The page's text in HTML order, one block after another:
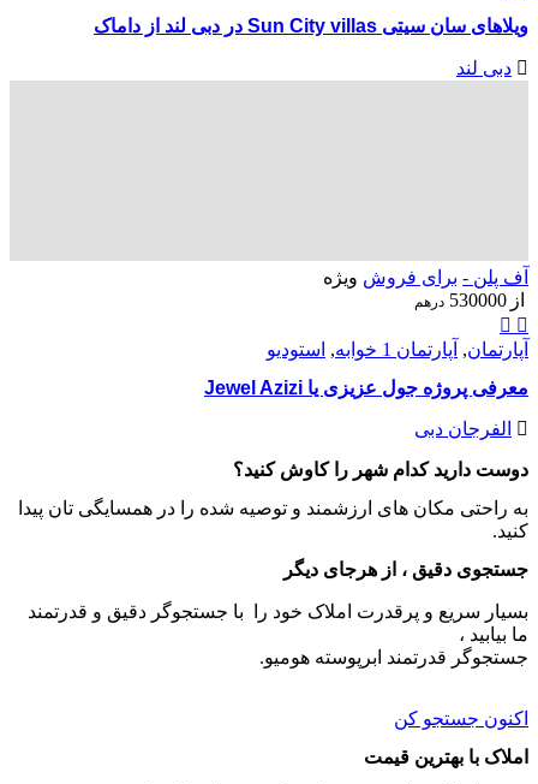
ویلاهای سان سیتی Sun City villas در دبی لند از داماک
دبی لند
آف پلن - برای فروش ویژه
از 530000 درهم
آپارتمان, آپارتمان 1 خوابه , استودیو
معرفی پروژه جول عزیزی یا Jewel Azizi
الفرجان دبی
دوست دارید کدام شهر را کاوش کنید؟
به راحتی مکان های ارزشمند و توصیه شده را در همسایگی تان پیدا
کنید.
جستجوی دقیق ، از هرجای دیگر
بسیار سریع و پرقدرت املاک خود را با جستجوگر دقیق و قدرتمند
ما بیابید ،
جستجوگر قدرتمند ابرپوسته هومیو.
اکنون جستجو کن
املاک با بهترین قیمت